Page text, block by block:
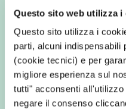
Questo sito web utilizza i
Questo sito utilizza i
parti, alcuni indispensabili
(cookie tecnici) e per
migliore esperienza sul
tutti" acconsenti
negare il consenso
L’evento di
al ruolo della
nello sviluppo
sostenibili e